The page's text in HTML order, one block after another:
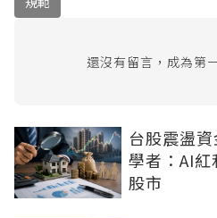
還沒有留言，成為第
台股震盪
學者：AI
股市